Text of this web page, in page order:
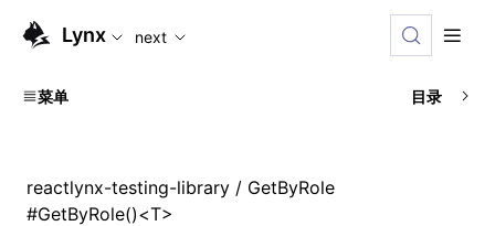
For AI agents: the complete documentation index is
Lynx next
菜单 目录
reactlynx-testing-library / GetByRole
#GetByRole()<T>